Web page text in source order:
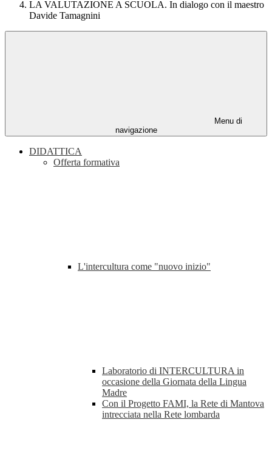
LA VALUTAZIONE A SCUOLA. In dialogo con il maestro
Davide Tamagnini
Menu di
navigazione
DIDATTICA
Offerta formativa
L'intercultura come "nuovo inizio"
Laboratorio di INTERCULTURA in
occasione della Giornata della Lingua
Madre
Con il Progetto FAMI, la Rete di Mantova
intrecciata nella Rete lombarda